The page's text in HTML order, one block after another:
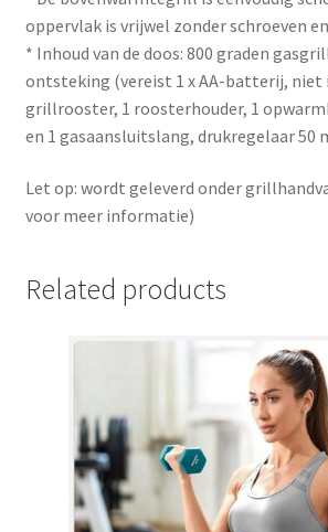
oppervlak is vrijwel zonder schroeven
* Inhoud van de doos: 800 graden
ontsteking (vereist 1 x AA-batterij, niet
grillrooster, 1 roosterhouder, 1
en 1 gasaansluitslang, drukregelaar 50
Let op: wordt geleverd onder
voor meer informatie)
Related products